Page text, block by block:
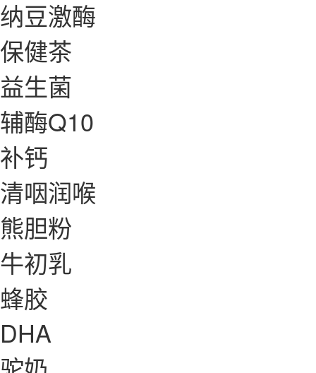
纳豆激酶
保健茶
益生菌
辅酶Q10
补钙
清咽润喉
熊胆粉
牛初乳
蜂胶
DHA